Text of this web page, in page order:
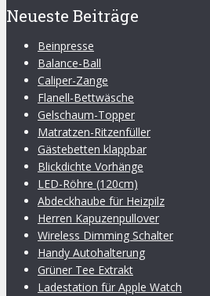
Neueste Beiträge
Beinpresse
Balance-Ball
Caliper-Zange
Flanell-Bettwäsche
Gelschaum-Topper
Matratzen-Ritzenfüller
Gästebetten klappbar
Blickdichte Vorhänge
LED-Röhre (120cm)
Abdeckhaube für Heizpilz
Herren Kapuzenpullover
Wireless Dimming Schalter
Handy Autohalterung
Grüner Tee Extrakt
Ladestation für Apple Watch